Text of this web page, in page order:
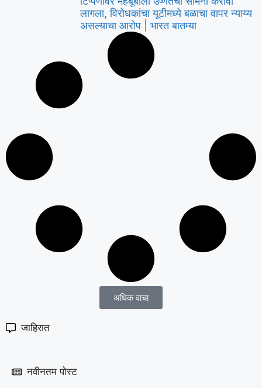
लागला, विरोधकांचा यूटीमध्ये बळाचा वापर न्याय्य
असल्याचा आरोप | भारत बातम्या
अधिक वाचा
जाहिरात
नवीनतम पोस्ट